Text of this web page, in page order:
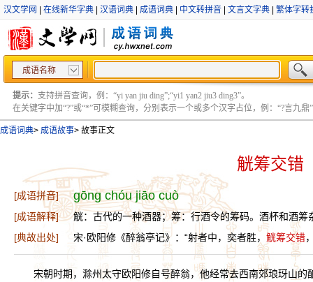
汉文学网 在线新华字典 汉语词典 成语词典 中文转拼音 文言文字典 繁体字转
成语名称
提示： 支持拼音查询，例：“yi yan jiu ding”;“yi1 yan2 jiu3 ding3”。
在关键字中加“?”或“*”可模糊查询，分别表示一个或多个汉字占位，例：“?言九鼎”
成语词典> 成语故事> 故事正文
觥筹交错
[成语拼音] gōng chóu jiāo cuò
[成语解释]
觥：古代的一种酒器；筹：行酒令的筹码。酒杯和酒
[典故出处]
宋·欧阳修《醉翁亭记》：“射者中，奕者胜， 觥筹交错
宋朝时期，滁州太守欧阳修自号醉翁，他经常去西南郊琅玡山